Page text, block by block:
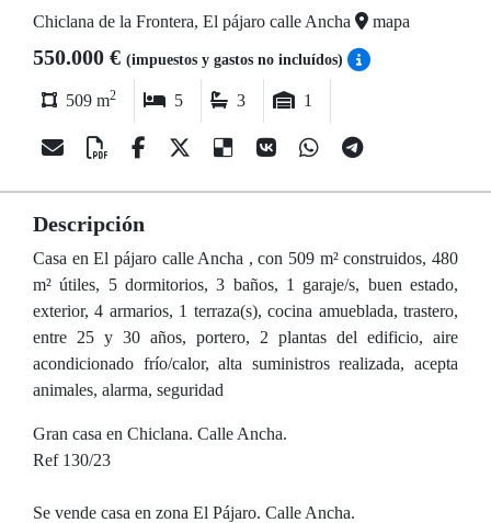
Chiclana de la Frontera, El pájaro calle Ancha mapa
550.000 € (impuestos y gastos no incluídos)
509 m2 5 3 1
Descripción
Casa en El pájaro calle Ancha , con 509 m² construidos, 480
m² útiles, 5 dormitorios, 3 baños, 1 garaje/s, buen estado,
exterior, 4 armarios, 1 terraza(s), cocina amueblada, trastero,
entre 25 y 30 años, portero, 2 plantas del edificio, aire
acondicionado frío/calor, alta suministros realizada, acepta
animales, alarma, seguridad
Gran casa en Chiclana. Calle Ancha.
Ref 130/23
Se vende casa en zona El Pájaro. Calle Ancha.